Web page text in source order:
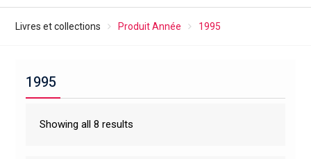
Livres et collections Produit Année 1995
1995
Showing all 8 results